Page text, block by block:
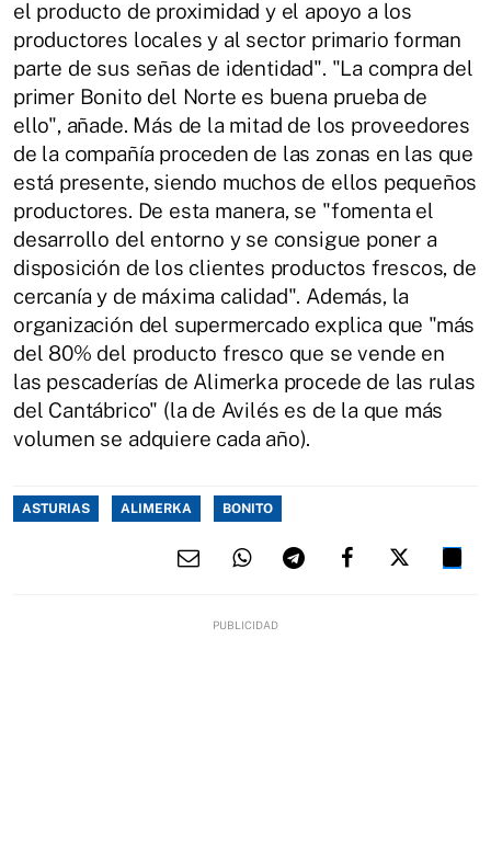
el producto de proximidad y el apoyo a los
productores locales y al sector primario forman
parte de sus señas de identidad". "La compra del
primer Bonito del Norte es buena prueba de
ello", añade. Más de la mitad de los proveedores
de la compañía proceden de las zonas en las que
está presente, siendo muchos de ellos pequeños
productores. De esta manera, se "fomenta el
desarrollo del entorno y se consigue poner a
disposición de los clientes productos frescos, de
cercanía y de máxima calidad". Además, la
organización del supermercado explica que "más
del 80% del producto fresco que se vende en
las pescaderías de Alimerka procede de las rulas
del Cantábrico" (la de Avilés es de la que más
volumen se adquiere cada año).
ASTURIAS ALIMERKA BONITO